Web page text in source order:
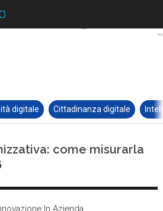
digitale Cittadinanza digitale
come misurarla
In Azienda